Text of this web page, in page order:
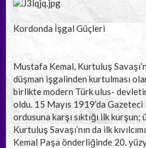
Kordonda İşgal Güçleri
Mustafa Kemal, Kurtuluş
düşman işgalinden kurtulması
birlikte modern Türk ulus-
oldu. 15 Mayıs 1919’da Gazeteci
ordusuna karşı sıktığı ilk
Kurtuluş Savaşı’nın da ilk
Kemal Paşa önderliğinde 20.